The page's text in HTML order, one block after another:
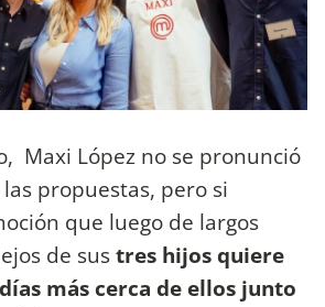
Maxi López no se pronunció
propuestas, pero si
que luego de largos
de sustres hijos quiere
más cerca de ellos junto